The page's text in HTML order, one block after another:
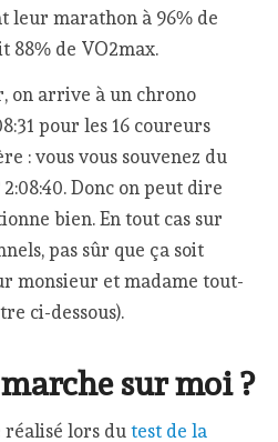
leur marathon à 96% de
88% de VO2max.
on arrive à un chrono
pour les 16 coureurs
: vous vous souvenez du
Donc on peut dire
bien. En tout cas sur
pas sûr que ça soit
monsieur et madame tout-
ci-dessous).
sur moi ?
réalisé lors dutest de la